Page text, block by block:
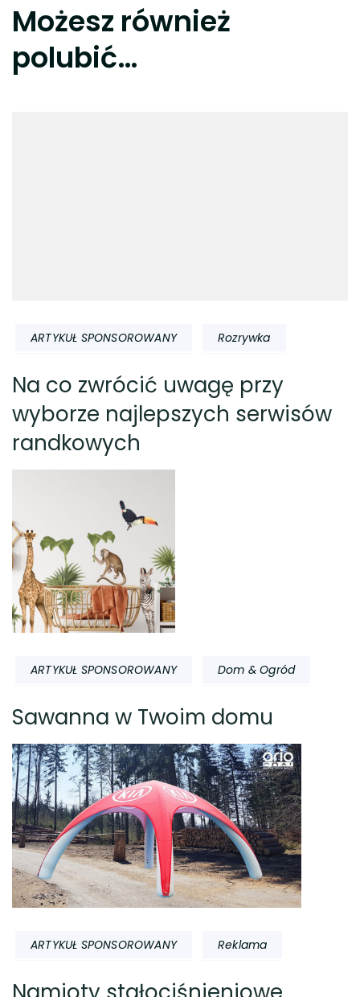
Możesz również
polubić…
ARTYKUŁ SPONSOROWANY Rozrywka
Na co zwrócić uwagę przy
wyborze najlepszych serwisów
randkowych
ARTYKUŁ SPONSOROWANY Dom & Ogród
Sawanna w Twoim domu
ARTYKUŁ SPONSOROWANY Reklama